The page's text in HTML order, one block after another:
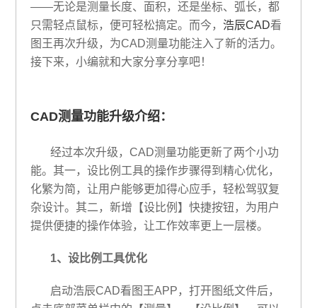
——无论是测量长度、面积，还是坐标、弧长，都
只需轻点鼠标，便可轻松搞定。而今， 浩辰CAD看
图王再次升级，为CAD测量功能注入了新的活力。
接下来，小编就和大家分享分享吧！
CAD测量功能升级介绍：
经过本次升级，CAD测量功能更新了两个小功
能。其一，设比例工具的操作步骤得到精心优化，
化繁为简，让用户能够更加得心应手，轻松驾驭复
杂设计。其二，新增【设比例】快捷按钮，为用户
提供便捷的操作体验，让工作效率更上一层楼。
1、设比例工具优化
启动浩辰CAD看图王APP，打开图纸文件后，